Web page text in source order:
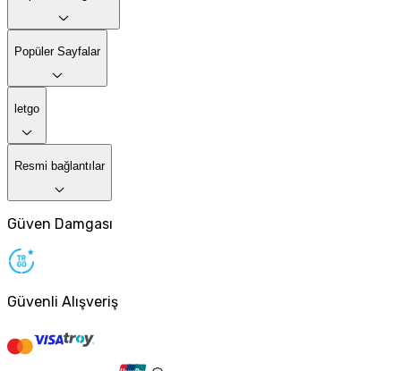
Popüler Sayfalar
letgo
Resmi bağlantılar
Güven Damgası
Güvenli Alışveriş